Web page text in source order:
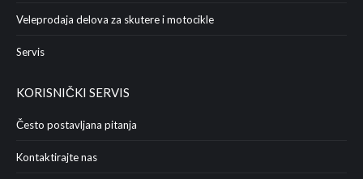
Veleprodaja delova za skutere i motocikle
Servis
KORISNIČKI SERVIS
Često postavljana pitanja
Kontaktirajte nas